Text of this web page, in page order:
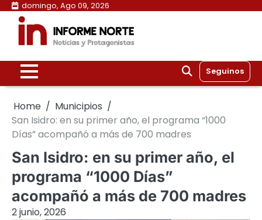
Skip
content
domingo, Ago 09, 2026
Seguinos
Home
Municipios
San Isidro: en su primer año, el programa “1000
Días” acompañó a más de 700 madres
San Isidro: en su primer año, el
programa “1000 Días”
acompañó a más de 700 madres
2 junio, 2026